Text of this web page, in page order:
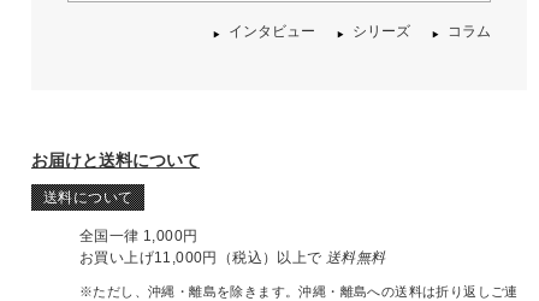
インタビュー シリーズ コラム
お届けと送料について
送料について
全国一律 1,000円
お買い上げ11,000円（税込）以上で 送料無料
※ただし、沖縄・離島を除きます。沖縄・離島への送料は折り返しご連